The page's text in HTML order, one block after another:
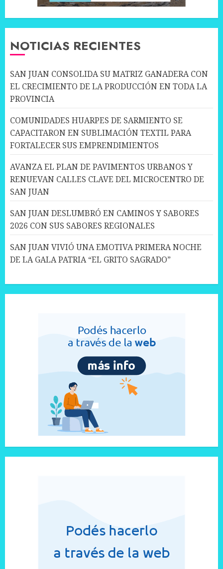
NOTICIAS RECIENTES
SAN JUAN CONSOLIDA SU MATRIZ GANADERA CON
EL CRECIMIENTO DE LA PRODUCCIÓN EN TODA LA
PROVINCIA
COMUNIDADES HUARPES DE SARMIENTO SE
CAPACITARON EN SUBLIMACIÓN TEXTIL PARA
FORTALECER SUS EMPRENDIMIENTOS
AVANZA EL PLAN DE PAVIMENTOS URBANOS Y
RENUEVAN CALLES CLAVE DEL MICROCENTRO DE
SAN JUAN
SAN JUAN DESLUMBRÓ EN CAMINOS Y SABORES
2026 CON SUS SABORES REGIONALES
SAN JUAN VIVIÓ UNA EMOTIVA PRIMERA NOCHE
DE LA GALA PATRIA “EL GRITO SAGRADO”